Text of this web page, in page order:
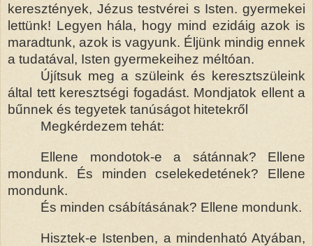
keresztények, Jézus testvérei s Isten. gyermekei
lettünk! Legyen hála, hogy mind ezidáig azok is
maradtunk, azok is vagyunk. Éljünk mindig ennek
a tudatával, Isten gyermekeihez méltóan.
Újítsuk meg a szüleink és keresztszüleink
által tett keresztségi fogadást. Mondjatok ellent a
bűnnek és tegyetek tanúságot hitetekről
Megkérdezem tehát:
Ellene mondotok-e a sátánnak? Ellene
mondunk. És minden cselekedetének? Ellene
mondunk.
És minden csábításának? Ellene mondunk.
Hisztek-e Istenben, a mindenható Atyában,